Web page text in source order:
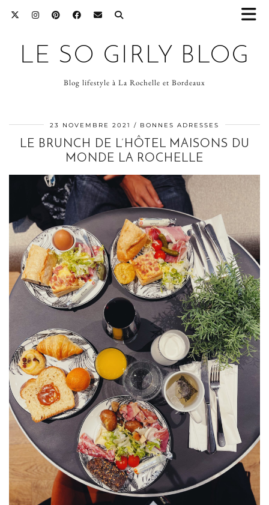
LE SO GIRLY BLOG
Blog lifestyle à La Rochelle et Bordeaux
23 NOVEMBRE 2021 BONNES ADRESSES
LE BRUNCH DE L’HÔTEL MAISONS DU
MONDE LA ROCHELLE